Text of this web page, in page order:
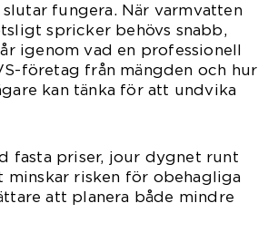
fungera. När varmvatten
spricker behövs snabb,
igenom vad en professionell
företag från mängden och hur
kan tänka för att undvika
fasta priser, jour dygnet runt
risken för obehagliga
att planera både mindre